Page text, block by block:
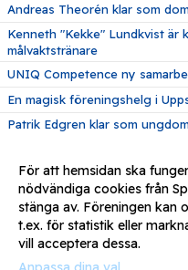
Andreas Theorén klar som
Kenneth "Kekke" Lundkvist är
målvaktstränare
UNIQ Competence ny
En magisk föreningshelg i
Patrik Edgren klar som
Klubbshop och supportershop
Carl Schwieler blir klubbchef i
Här är FBC Sollentunas nya
För att hemsidan ska
nödvändiga cookies från
stänga av. Föreningen kan
t.ex. för statistik eller
vill acceptera dessa.